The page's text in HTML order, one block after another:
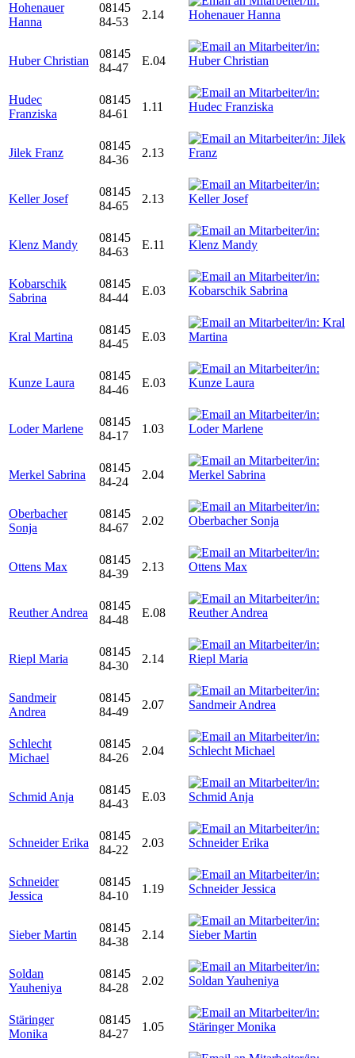
Hohenauer
Hanna
08145
84-53
2.14
Huber Christian
08145
84-47
E.04
Hudec
Franziska
08145
84-61
1.11
Jilek Franz
08145
84-36
2.13
Keller Josef
08145
84-65
2.13
Klenz Mandy
08145
84-63
E.11
Kobarschik
Sabrina
08145
84-44
E.03
Kral Martina
08145
84-45
E.03
Kunze Laura
08145
84-46
E.03
Loder Marlene
08145
84-17
1.03
Merkel Sabrina
08145
84-24
2.04
Oberbacher
Sonja
08145
84-67
2.02
Ottens Max
08145
84-39
2.13
Reuther Andrea
08145
84-48
E.08
Riepl Maria
08145
84-30
2.14
Sandmeir
Andrea
08145
84-49
2.07
Schlecht
Michael
08145
84-26
2.04
Schmid Anja
08145
84-43
E.03
Schneider Erika
08145
84-22
2.03
Schneider
Jessica
08145
84-10
1.19
Sieber Martin
08145
84-38
2.14
Soldan
Yauheniya
08145
84-28
2.02
Stäringer
Monika
08145
84-27
1.05